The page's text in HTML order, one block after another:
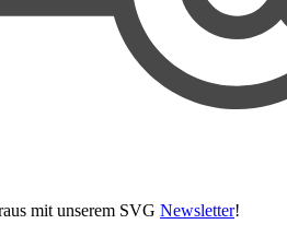
mit unserem SVG Newsletter!